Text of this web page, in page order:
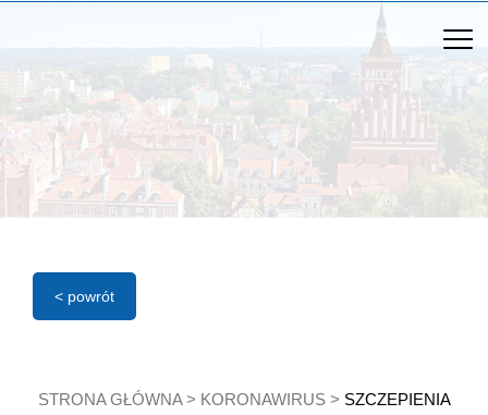
< powrót
STRONA GŁÓWNA> KORONAWIRUS> SZCZEPIENIA